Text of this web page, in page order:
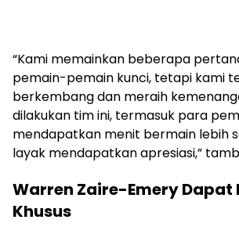
“Kami memainkan beberapa
pemain-pemain kunci, tetapi kami
berkembang dan meraih
dilakukan tim ini, termasuk para
mendapatkan menit bermain lebih
layak mendapatkan apresiasi,”
Warren Zaire-Emery Dapat
Khusus